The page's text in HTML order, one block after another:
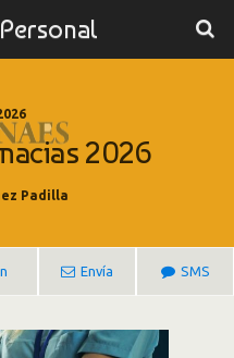
2026
Padilla
Envía SMS